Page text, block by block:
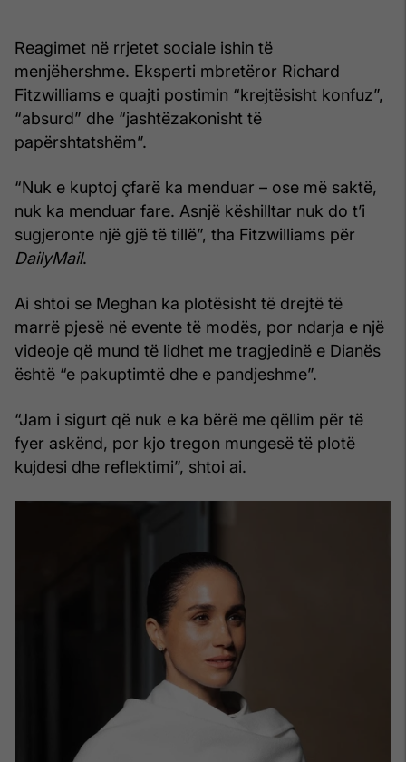
Reagimet në rrjetet sociale ishin të
menjëhershme. Eksperti mbretëror Richard
Fitzwilliams e quajti postimin “krejtësisht konfuz”,
“absurd” dhe “jashtëzakonisht të
papërshtatshëm”.
“Nuk e kuptoj çfarë ka menduar – ose më saktë,
nuk ka menduar fare. Asnjë këshilltar nuk do t’i
sugjeronte një gjë të tillë”, tha Fitzwilliams për
DailyMail.
Ai shtoi se Meghan ka plotësisht të drejtë të
marrë pjesë në evente të modës, por ndarja e një
videoje që mund të lidhet me tragjedinë e Dianës
është “e pakuptimtë dhe e pandjeshme”.
“Jam i sigurt që nuk e ka bërë me qëllim për të
fyer askënd, por kjo tregon mungesë të plotë
kujdesi dhe reflektimi”, shtoi ai.